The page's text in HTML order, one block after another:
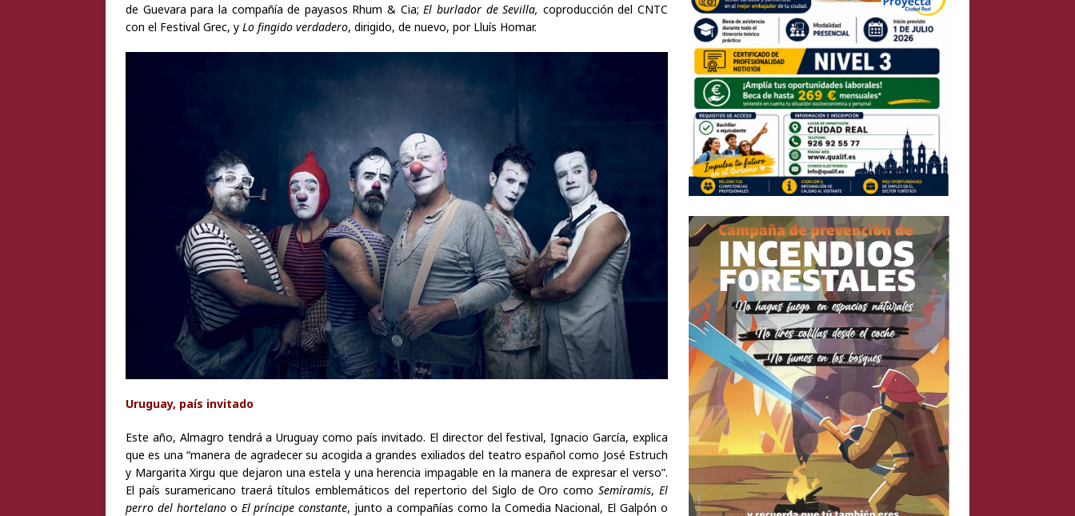
de Guevara para la compañía de payasos Rhum & Cia;El burlador de Sevilla, coproducción del CNTC
con el Festival Grec, y Lo fingido verdadero, dirigido, de nuevo, por Lluís Homar.
Uruguay, país invitado
Este año, Almagro tendrá a Uruguay como país invitado. El director del festival, Ignacio García, explica
que es una “manera de agradecer su acogida a grandes exiliados del teatro español como José Estruch
y Margarita Xirgu que dejaron una estela y una herencia impagable en la manera de expresar el verso”.
El país suramericano traerá títulos emblemáticos del repertorio del Siglo de Oro comoSemíramis,El
perro del hortelanoo El príncipe constante, junto a compañías como la Comedia Nacional, El Galpón o